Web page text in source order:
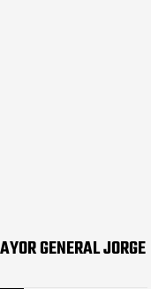
GENERAL JORGE